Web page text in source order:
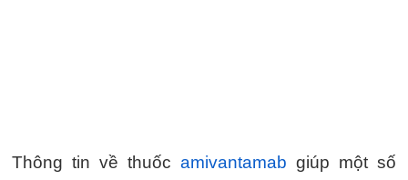
Thông tin về thuốc amivantamab giúp một số